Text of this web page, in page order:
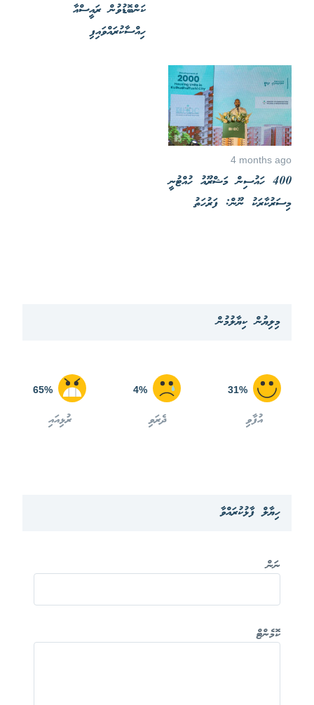
ކަންބޮޑުވުން ރައީސްއާ
ހިއްސާކުރައްވައިފި
4 months ago
400 ހައުސިން މަޝްރޫއު ހުއްޓުނީ
މިސަރުކާރަކު ނޫން: ފަރުހަތު
މިލިޔުން ކިޔާލުމުން
31%
އުފާވި
4%
ދެރަވި
65%
ރުޅިއައި
ހިޔާލް ފާޅުކުރައްވާ
ނަން
ކޮމެންޓް